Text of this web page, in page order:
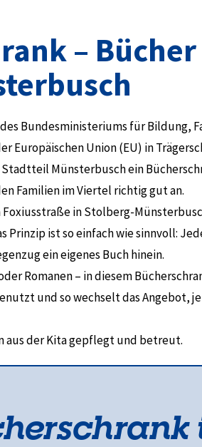
– Bücher
Bundesministeriums für Bildung,
Europäischen Union (EU) in
Münsterbusch ein
Familien im Viertel richtig gut an.
in Stolberg-
Prinzip ist so einfach wie sinnvoll:
ein eigenes Buch hinein.
Romanen – in diesem
und so wechselt das Angebot, je
aus der Kita gepflegt und betreut.